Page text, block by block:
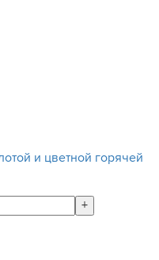
и цветной горячей
+